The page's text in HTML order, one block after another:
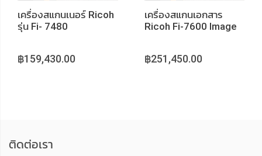
เครื่องสแกนเนอร์ Ricoh
รุ่น Fi- 7480
฿159,430.00
เครื่องสแกนเอกสาร
Ricoh Fi-7600 Image
฿251,450.00
ติดต่อเรา